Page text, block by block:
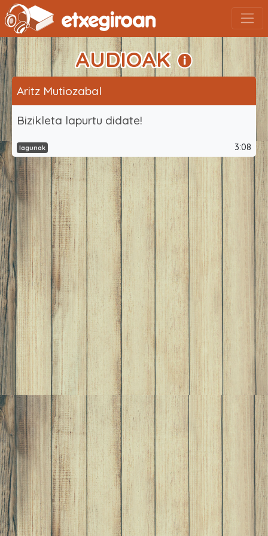
AUDIOAK
Aritz Mutiozabal
Bizikleta lapurtu didate!
lagunak 3:08